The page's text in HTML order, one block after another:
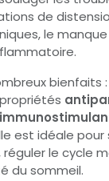
de
le
bienfaits :
est idéale
le cycle
du sommeil.